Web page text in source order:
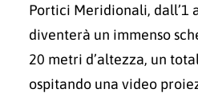
Portici Meridionali, dall’1
diventerà un immenso
20 metri d’altezza, un
ospitando una video